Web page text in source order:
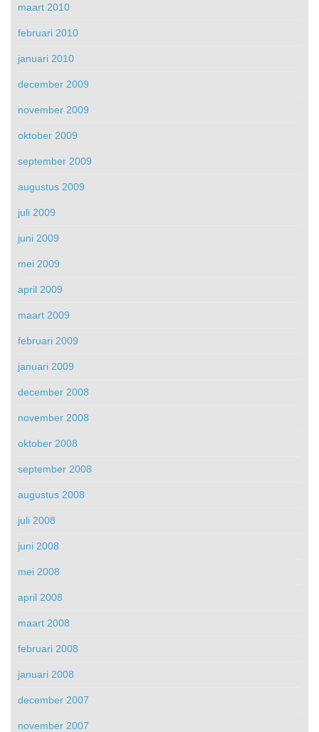
maart 2010
februari 2010
januari 2010
december 2009
november 2009
oktober 2009
september 2009
augustus 2009
juli 2009
juni 2009
mei 2009
april 2009
maart 2009
februari 2009
januari 2009
december 2008
november 2008
oktober 2008
september 2008
augustus 2008
juli 2008
juni 2008
mei 2008
april 2008
maart 2008
februari 2008
januari 2008
december 2007
november 2007